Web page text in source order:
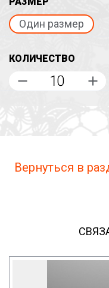
Один размер
КОЛИЧЕСТВО
Вернуться в